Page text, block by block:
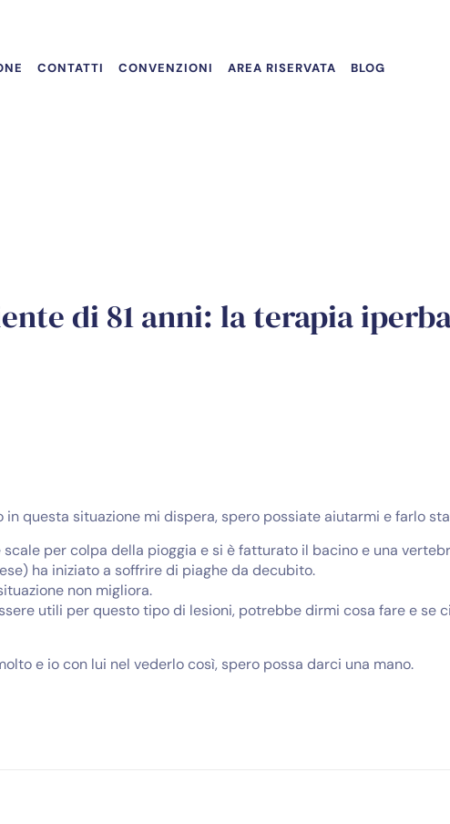
CONTATTI CONVENZIONI AREA RISERVATA BLOG
di 81 anni: la terapia
questa situazione mi dispera, spero possiate aiutarmi e farlo
per colpa della pioggia e si è fatturato il bacino e una
ha iniziato a soffrire di piaghe da decubito.
non migliora.
utili per questo tipo di lesioni, potrebbe dirmi cosa fare e se
e io con lui nel vederlo così, spero possa darci una mano.